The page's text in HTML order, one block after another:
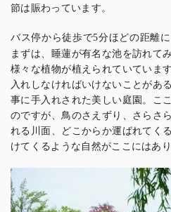
節は賑わっています。
バス停から徒歩で5分ほどの距離
まずは、睡蓮が有名な池を訪れて
様々な植物が植えられていていま
入れしなければいけないことがあ
事に手入れされた美しい庭園。こ
のですが、鳥のさえずり、さらさ
れる川面、どこからか運ばれてく
けてくるような自然がここにはあり